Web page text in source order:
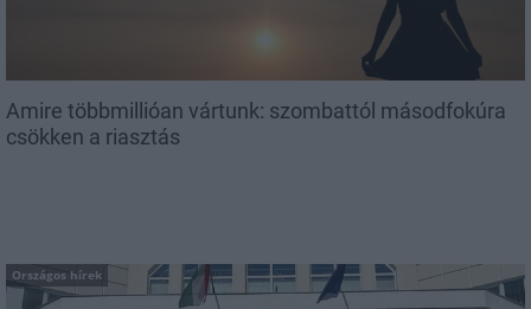
Amire többmillióan vártunk: szombattól másodfokúra
csökken a riasztás
Országos hírek